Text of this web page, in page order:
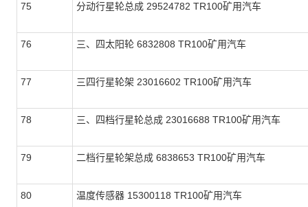
75 分动行星轮总成 29524782 TR100矿用汽车
76 三、四太阳轮 6832808 TR100矿用汽车
77 三四行星轮架 23016602 TR100矿用汽车
78 三、四档行星轮总成 23016688 TR100矿用汽车
79 二档行星轮架总成 6838653 TR100矿用汽车
80 温度传感器 15300118 TR100矿用汽车